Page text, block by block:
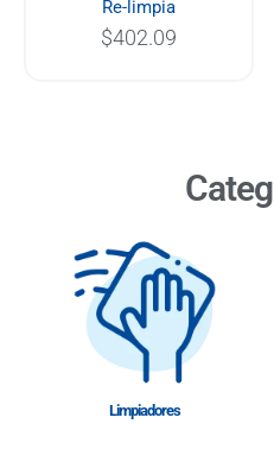
Re-limpia
$402.09
Limpiadores